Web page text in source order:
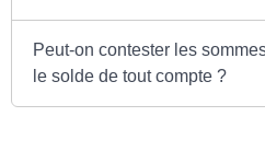
Peut-on contester les
le solde de tout compte ?